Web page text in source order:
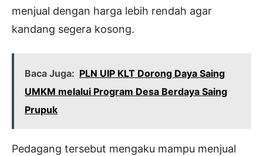
menjual dengan harga lebih rendah agar
kandang segera kosong.
Baca Juga: PLN UIP KLT Dorong Daya Saing
UMKM melalui Program Desa Berdaya Saing
Prupuk
Pedagang tersebut mengaku mampu menjual